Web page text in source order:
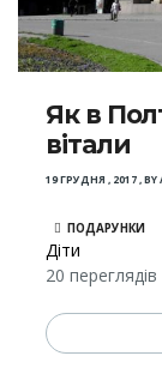
Як в
вітали
19 ГРУДНЯ , 2017,BY
ПОДАРУНКИ
Діти
20 переглядів